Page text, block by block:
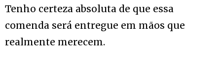
Tenho certeza absoluta de que essa
comenda será entregue em mãos que
realmente merecem.